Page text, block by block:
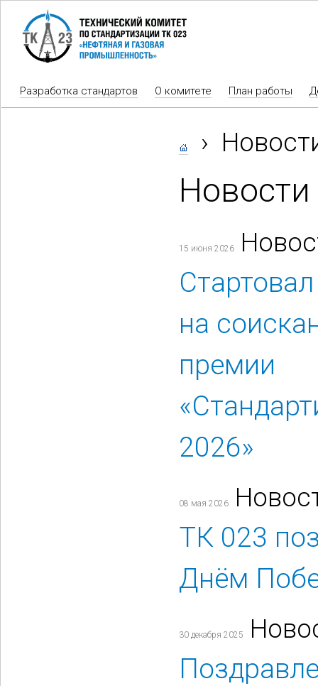
Разработка стандартов О комитете План работы
›
Новости
15 июня 2026
на
премии
2026»
08 мая 2026
ТК 023
Днём
30 декабря 2025